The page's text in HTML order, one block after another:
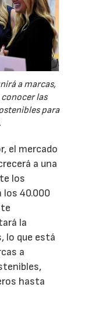
a marcas,
las
para
el mercado
a una
los
los 40.000
la
lo que está
a
hasta